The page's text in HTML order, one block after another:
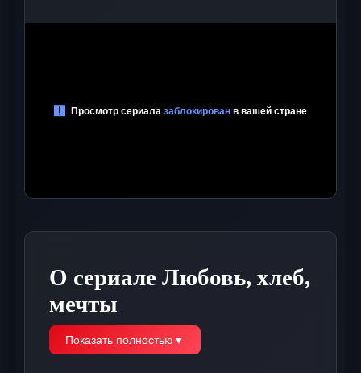
О сериале Любовь, хлеб,
мечты
Показать полностью ▼